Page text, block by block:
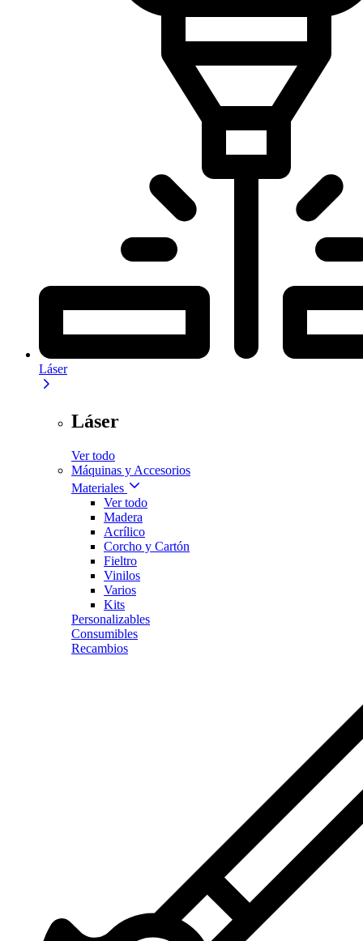
Láser
Láser
Ver todo
Máquinas y Accesorios
Materiales
Ver todo
Madera
Acrílico
Corcho y Cartón
Fieltro
Vinilos
Varios
Kits
Personalizables
Consumibles
Recambios